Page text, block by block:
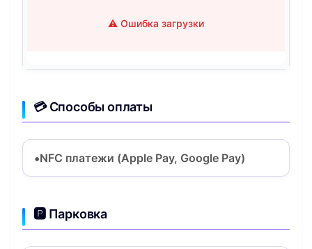
⚠️ Ошибка загрузки
💳 Способы оплаты
NFC платежи (Apple Pay, Google Pay)
🅿️ Парковка